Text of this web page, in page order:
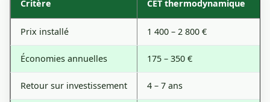
Critère CET thermodynamique
Prix installé 1 400 – 2 800 €
Économies annuelles 175 – 350 €
Retour sur investissement 4 – 7 ans